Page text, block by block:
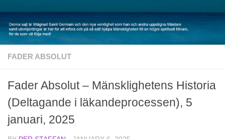
FADER ABSOLUT
Fader Absolut – Mänsklighetens Historia
(Deltagande i läkandeprocessen), 5
januari, 2025